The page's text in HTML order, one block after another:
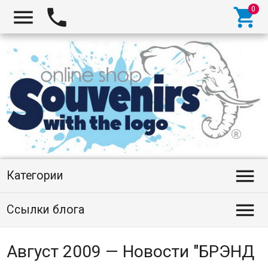
  
Категории 
Ссылки блога 
Август 2009 — Новости "БРЭНД